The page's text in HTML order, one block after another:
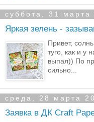
суббота, 31 марта
Яркая зелень -
Привет,
туго, как и у
выпал)) По
сильно...
среда, 28 марта
Заявка в ДК Craft